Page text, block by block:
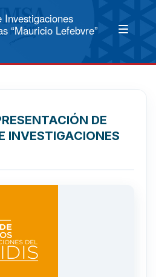
Investigaciones
“Mauricio Lefebvre”
DE
INVESTIGACIONES